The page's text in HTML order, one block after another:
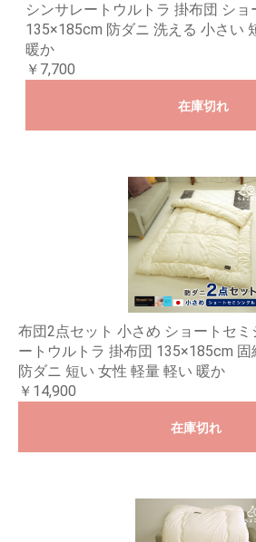
シンサレートウルトラ 掛布団 シ
135×185cm 防ダニ 洗える 小さい
暖か
￥7,700
在庫切れ
布団2点セット 小さめ ショートセミ
ートウルトラ 掛布団 135×185cm
防ダニ 短い 女性 軽量 軽い 暖か
￥14,900
在庫切れ